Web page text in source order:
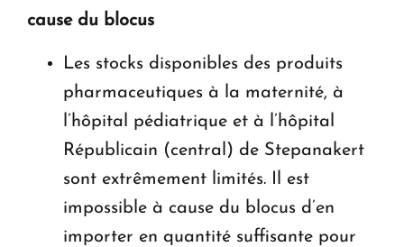
cause du blocus
Les stocks disponibles des produits
pharmaceutiques à la maternité, à
l’hôpital pédiatrique et à l’hôpital
Républicain (central) de Stepanakert
sont extrêmement limités. Il est
impossible à cause du blocus d’en
importer en quantité suffisante pour